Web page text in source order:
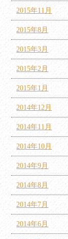
2015年11月
2015年8月
2015年3月
2015年2月
2015年1月
2014年12月
2014年11月
2014年10月
2014年9月
2014年8月
2014年7月
2014年6月